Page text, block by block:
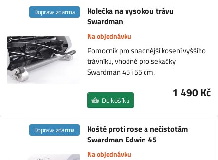
Kolečka na vysokou trávu
Swardman
Doprava zdarma
Na objednávku
Pomocník pro snadnější kosení vyššího
trávníku, vhodné pro sekačky
Swardman 45 i 55 cm.
1 490 Kč
Do košíku
Koště proti rose a nečistotám
Swardman Edwin 45
Doprava zdarma
Na objednávku